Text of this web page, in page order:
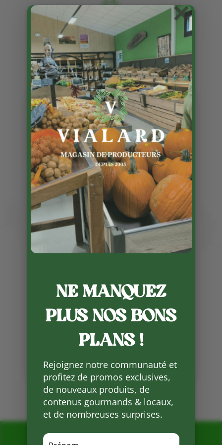
Les cailles sont de retour
Publié le 28 03 2023
paquet de cuisses ou de filets que
vous pourrez mettre sur votre
plancha ou barbecue avec
l’arrivée du printemps.
Partager
Facebook
Mots clés :
NE MANQUEZ
PLUS NOS BONS
PLANS !
Rejoignez notre communauté et
profitez de promos exclusives,
de nouveaux produits, de
contenus gourmands & locaux,
et de nombreuses surprises.
×